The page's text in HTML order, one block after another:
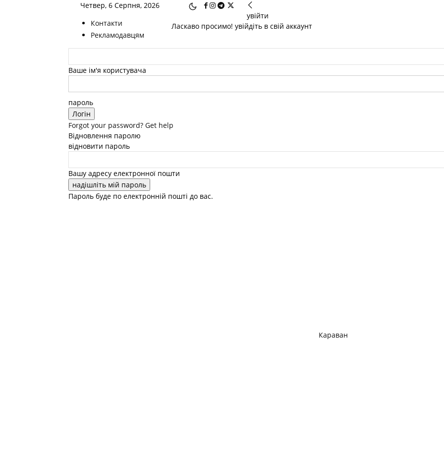
Четвер, 6 Серпня, 2026
Контакти
Рекламодавцям
увійти
Ласкаво просимо! увійдіть в свій аккаунт
Ваше ім'я користувача
пароль
Forgot your password? Get help
Відновлення паролю
відновити пароль
Вашу адресу електронної пошти
Пароль буде по електронній пошті до вас.
Караван